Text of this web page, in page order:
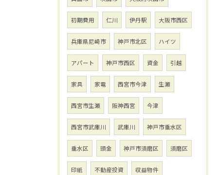
初期費用 仁川 伊丹駅 大阪市西区
兵庫県尼崎市 神戸市北区 ハイツ
アパート 神戸市西区 資金 引越
家具 家電 西宮市今津 生瀬
西宮市生瀬 阪神西宮 今津
西宮市武庫川 武庫川 神戸市垂水区
垂水区 頭金 神戸市須磨区 須磨区
印紙 不動産投資 収益物件